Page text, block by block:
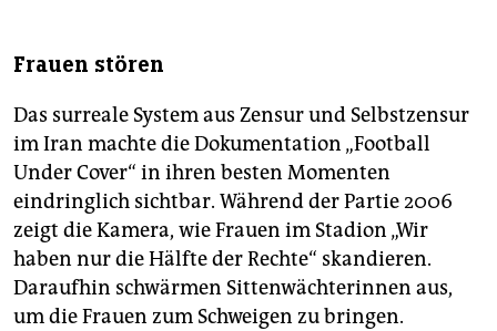
Frauen stören
Das surreale System aus Zensur und Selbstzensur
im Iran machte die Dokumentation „Football
Under Cover“ in ihren besten Momenten
eindringlich sichtbar. Während der Partie 2006
zeigt die Kamera, wie Frauen im Stadion „Wir
haben nur die Hälfte der Rechte“ skandieren.
Daraufhin schwärmen Sittenwächterinnen aus,
um die Frauen zum Schweigen zu bringen.